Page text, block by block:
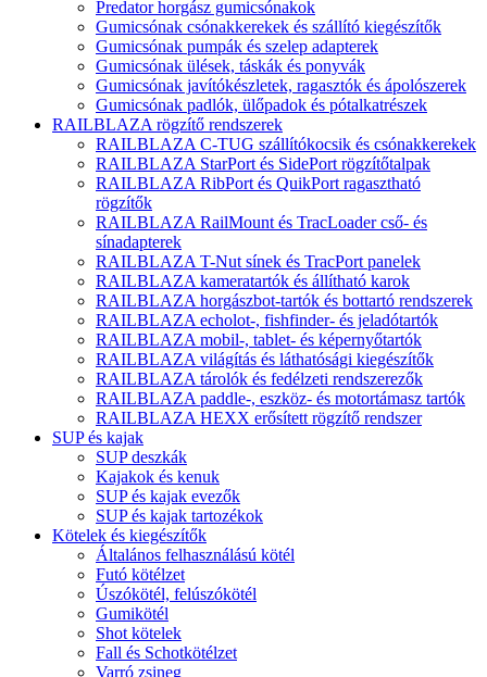
Predator horgász gumicsónakok
Gumicsónak csónakkerekek és szállító kiegészítők
Gumicsónak pumpák és szelep adapterek
Gumicsónak ülések, táskák és ponyvák
Gumicsónak javítókészletek, ragasztók és ápolószerek
Gumicsónak padlók, ülőpadok és pótalkatrészek
RAILBLAZA rögzítő rendszerek
RAILBLAZA C-TUG szállítókocsik és csónakkerekek
RAILBLAZA StarPort és SidePort rögzítőtalpak
RAILBLAZA RibPort és QuikPort ragasztható
rögzítők
RAILBLAZA RailMount és TracLoader cső- és
sínadapterek
RAILBLAZA T-Nut sínek és TracPort panelek
RAILBLAZA kameratartók és állítható karok
RAILBLAZA horgászbot-tartók és bottartó rendszerek
RAILBLAZA echolot-, fishfinder- és jeladótartók
RAILBLAZA mobil-, tablet- és képernyőtartók
RAILBLAZA világítás és láthatósági kiegészítők
RAILBLAZA tárolók és fedélzeti rendszerezők
RAILBLAZA paddle-, eszköz- és motortámasz tartók
RAILBLAZA HEXX erősített rögzítő rendszer
SUP és kajak
SUP deszkák
Kajakok és kenuk
SUP és kajak evezők
SUP és kajak tartozékok
Kötelek és kiegészítők
Általános felhasználású kötél
Futó kötélzet
Úszókötél, felúszókötél
Gumikötél
Shot kötelek
Fall és Schotkötélzet
Varró zsineg